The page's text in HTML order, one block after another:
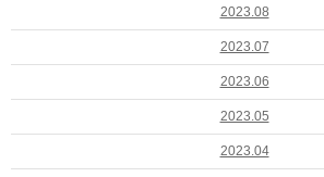
2023.08
2023.07
2023.06
2023.05
2023.04